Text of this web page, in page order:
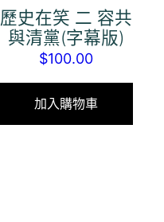
歷史在笑 二 容共
與清黨(字幕版)
$100.00
加入購物車